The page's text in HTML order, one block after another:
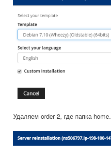
Удаляем order 2, где папка home.